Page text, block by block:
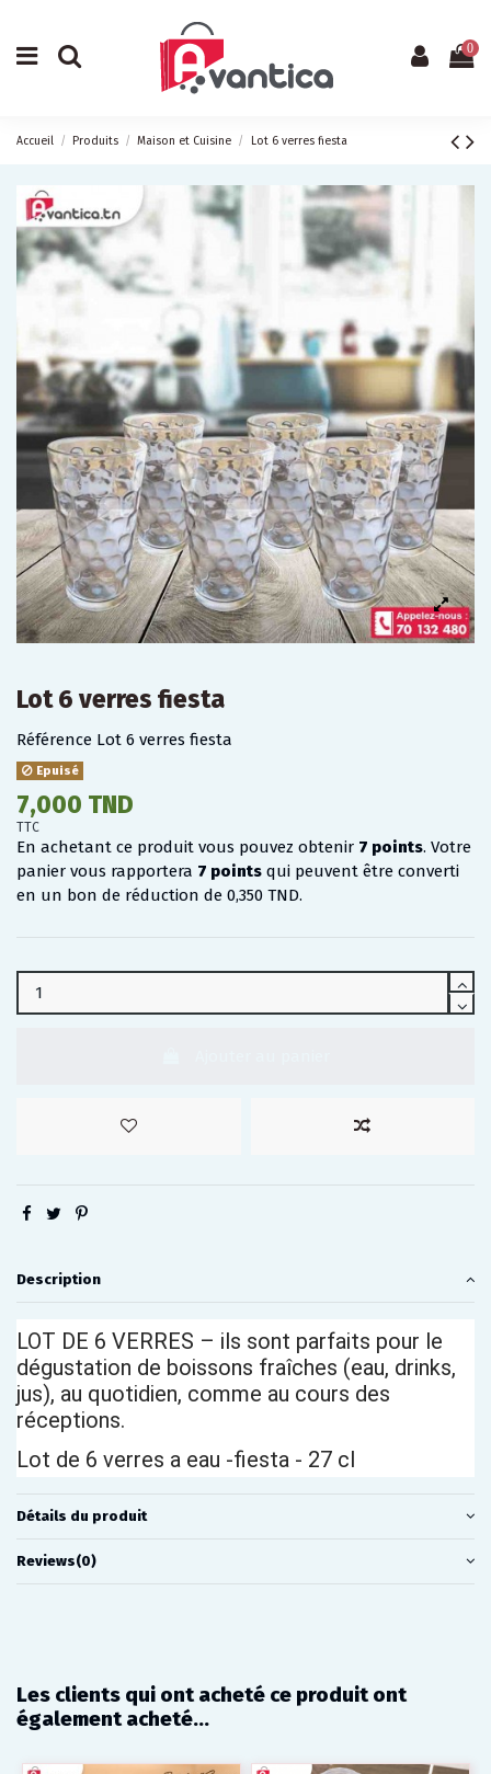
0
Accueil Produits Maison et Cuisine Lot 6 verres fiesta
Lot 6 verres fiesta
Référence Lot 6 verres fiesta
Epuisé
7,000 TND
TTC
En achetant ce produit vous pouvez obtenir 7 points. Votre
panier vous rapportera 7 points qui peuvent être converti
en un bon de réduction de 0,350 TND.
Description
LOT DE 6 VERRES – ils sont parfaits pour le
dégustation de boissons fraîches (eau, drinks,
jus), au quotidien, comme au cours des
réceptions.
Lot de 6 verres a eau -fiesta - 27 cl
Détails du produit
Reviews(0)
Les clients qui ont acheté ce produit ont
également acheté...